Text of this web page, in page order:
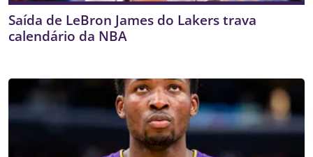
Saída de LeBron James do Lakers trava
calendário da NBA